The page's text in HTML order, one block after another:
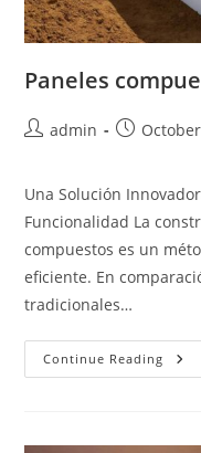
Paneles
Postadmin
Post
Una Solución
Funcionalidad La
compuestos es un
eficiente. En
tradicionales…
Continue Reading